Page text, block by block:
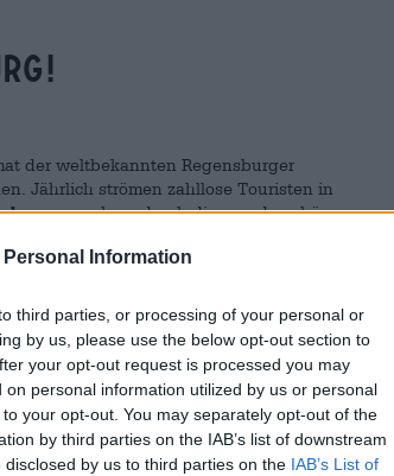
Information
third parties, or processing of your personal or
by us, please use the below opt-out section to
your opt-out request is processed you may
personal information utilized by us or personal
your opt-out. You may separately opt-out of the
by third parties on the IAB’s list of downstream
by us to third parties on the IAB’s List of
der weltbekannten Regensburger
Jährlich strömen zahllose Touristen in
anzusehen, durch die wunderschönen
ist bekannt für ihren prachtvollen
Bühne für ihre stimmgewaltigen
dem Regensburger Petersdom zu
Geschichte: In urigem Ambiente kann
kaufen. Neben diesen und einigen
Atmosphäre, die nur
gegrillt, am Donauufer flanieren gut
immer ein Tross junger Menschen, der
für unsereneuste Bierothek®!